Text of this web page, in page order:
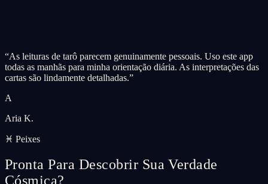
“As leituras de tarô parecem genuinamente pessoais. Uso este app
todas as manhãs para minha orientação diária. As interpretações das
cartas são lindamente detalhadas.”
A
Aria K.
♓ Peixes
Pronta Para Descobrir Sua Verdade
Cósmica?